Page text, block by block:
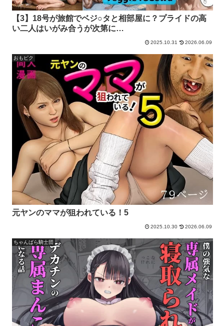
【3】18号が旅館でベジ○タと相部屋に？プライドの高
い二人はいがみ合うが次第に…
2025.10.31 2026.06.09
おもピク
元ヤンのママが狙われている！5
2025.10.30 2026.06.09
ちゃんばら騎士団